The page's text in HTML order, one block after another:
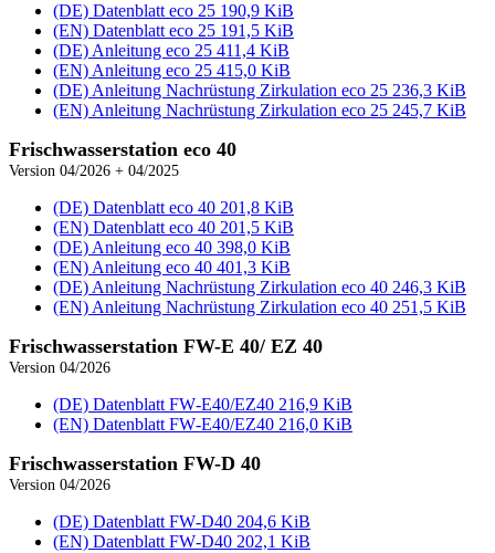
(DE) Datenblatt eco 25 190,9 KiB
(EN) Datenblatt eco 25 191,5 KiB
(DE) Anleitung eco 25 411,4 KiB
(EN) Anleitung eco 25 415,0 KiB
(DE) Anleitung Nachrüstung Zirkulation eco 25 236,3 KiB
(EN) Anleitung Nachrüstung Zirkulation eco 25 245,7 KiB
Frischwasser­station eco 40
Version 04/2026 + 04/2025
(DE) Datenblatt eco 40 201,8 KiB
(EN) Datenblatt eco 40 201,5 KiB
(DE) Anleitung eco 40 398,0 KiB
(EN) Anleitung eco 40 401,3 KiB
(DE) Anleitung Nachrüstung Zirkulation eco 40 246,3 KiB
(EN) Anleitung Nachrüstung Zirkulation eco 40 251,5 KiB
Frischwasser­station FW-E 40/ EZ 40
Version 04/2026
(DE) Datenblatt FW‑E40/EZ40 216,9 KiB
(EN) Datenblatt FW‑E40/EZ40 216,0 KiB
Frischwasser­station FW-D 40
Version 04/2026
(DE) Datenblatt FW‑D40 204,6 KiB
(EN) Datenblatt FW‑D40 202,1 KiB